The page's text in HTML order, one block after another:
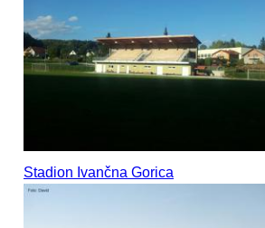
Stadion Ivančna Gorica